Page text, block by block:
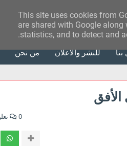
من نحن للنشر والاعلان
الأفق
0 تعليقات
This site uses cookies from
are shared with Google
statistics, and to detect and